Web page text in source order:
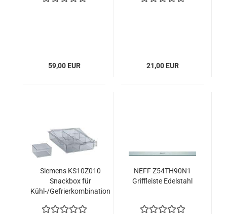
59,00 EUR 21,00 EUR
Siemens KS10Z010
Snackbox für
Kühl-/Gefrierkombination
NEFF Z54TH90N1
Griffleiste Edelstahl